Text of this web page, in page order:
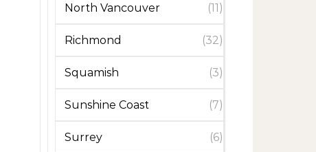
North Vancouver (11)
Richmond (32)
Squamish (3)
Sunshine Coast (7)
Surrey (6)